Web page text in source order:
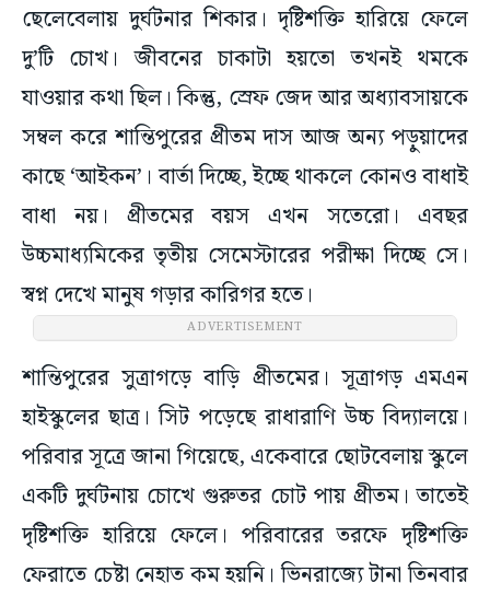
ছেলেবেলায় দুর্ঘটনার শিকার। দৃষ্টিশক্তি হারিয়ে ফেলে
দু’টি চোখ। জীবনের চাকাটা হয়তো তখনই থমকে
যাওয়ার কথা ছিল। কিন্তু, স্রেফ জেদ আর অধ্যাবসায়কে
সম্বল করে শান্তিপুরের প্রীতম দাস আজ অন্য পড়ুয়াদের
কাছে ‘আইকন’। বার্তা দিচ্ছে, ইচ্ছে থাকলে কোনও বাধাই
বাধা নয়। প্রীতমের বয়স এখন সতেরো। এবছর
উচ্চমাধ্যমিকের তৃতীয় সেমেস্টারের পরীক্ষা দিচ্ছে সে।
স্বপ্ন দেখে মানুষ গড়ার কারিগর হতে।
ADVERTISEMENT
শান্তিপুরের সুত্রাগড়ে বাড়ি প্রীতমের। সূত্রাগড় এমএন
হাইস্কুলের ছাত্র। সিট পড়েছে রাধারাণি উচ্চ বিদ্যালয়ে।
পরিবার সূত্রে জানা গিয়েছে, একেবারে ছোটবেলায় স্কুলে
একটি দুর্ঘটনায় চোখে গুরুতর চোট পায় প্রীতম। তাতেই
দৃষ্টিশক্তি হারিয়ে ফেলে। পরিবারের তরফে দৃষ্টিশক্তি
ফেরাতে চেষ্টা নেহাত কম হয়নি। ভিনরাজ্যে টানা তিনবার